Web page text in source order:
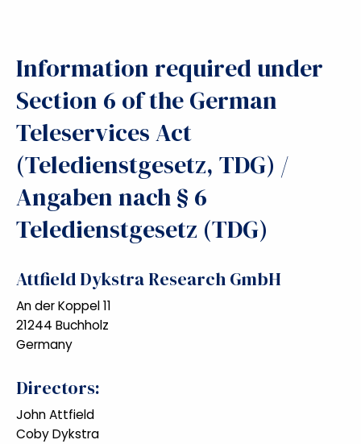
Information required under
Section 6 of the German
Teleservices Act
(Teledienstgesetz, TDG) /
Angaben nach § 6
Teledienstgesetz (TDG)
Attfield Dykstra Research GmbH
An der Koppel 11
21244 Buchholz
Germany
Directors:
John Attfield
Coby Dykstra